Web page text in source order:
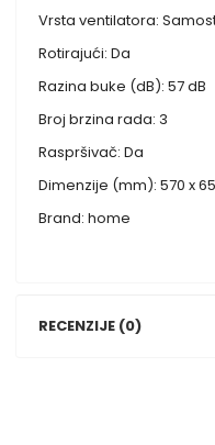
Vrsta ventilatora:
Rotirajući: Da
Razina buke (dB): 57 dB
Broj brzina rada: 3
Raspršivač: Da
Dimenzije (mm): 570 x
Brand: home
RECENZIJE (0)